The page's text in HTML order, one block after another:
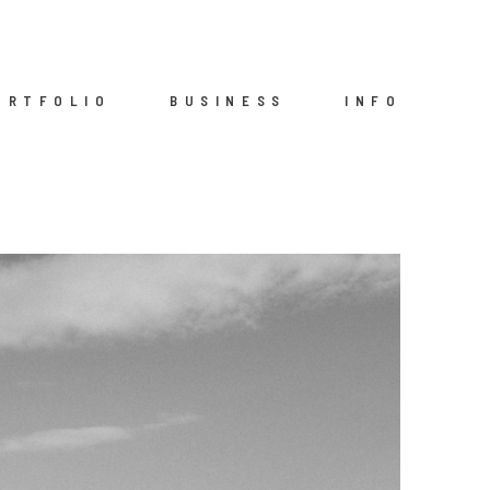
BUSINESS INFO